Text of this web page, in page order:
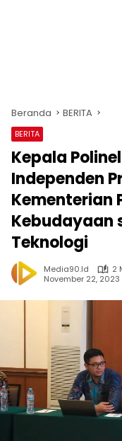
Beranda BERITA
BERITA
Kepala
Independen
Kementerian
Kebudayaan
Teknologi
Media90.id
2
November 22, 2023